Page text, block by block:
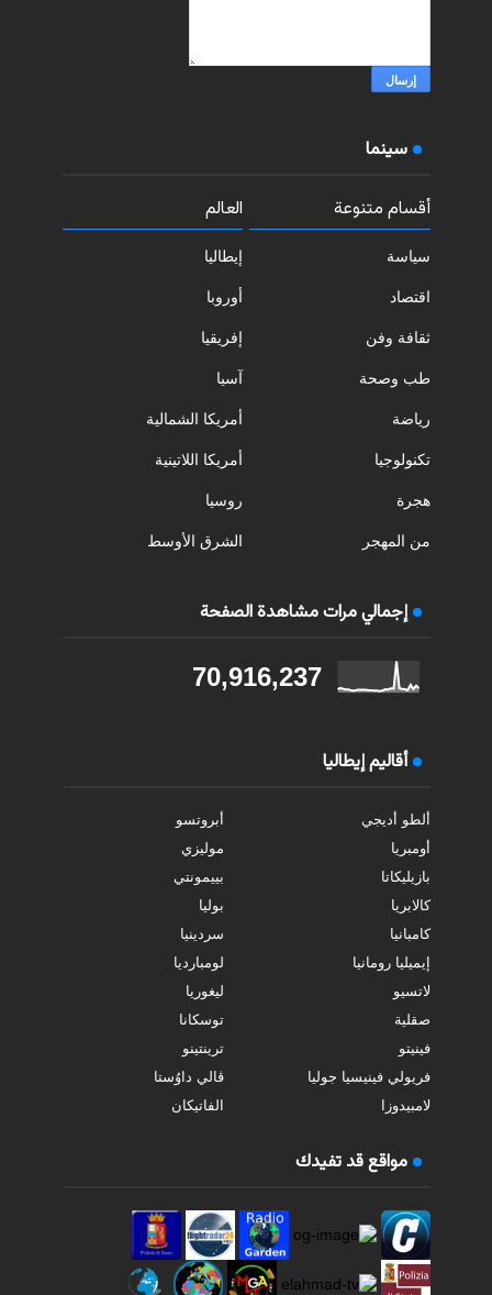
سينما
أقسام متنوعة
سياسة
اقتصاد
ثقافة وفن
طب وصحة
رياضة
تكنولوجيا
هجرة
من المهجر
العالم
إيطاليا
أوروبا
إفريقيا
آسيا
أمريكا الشمالية
أمريكا اللاتينية
روسيا
الشرق الأوسط
إجمالي مرات مشاهدة الصفحة
70,916,237
أقاليم إيطاليا
ألطو أديجي
أبروتسو
أومبريا
موليزي
بازيليكاتا
بييمونتي
كالابريا
بوليا
كامبانيا
سردينيا
إيميليا رومانيا
لومبارديا
لاتسيو
ليغوريا
صقلية
توسكانا
فينيتو
ترينتينو
فريولي فينيسيا جوليا
ڤالي داوُستا
لامبيدوزا
الفاتيكان
مواقع قد تفيدك